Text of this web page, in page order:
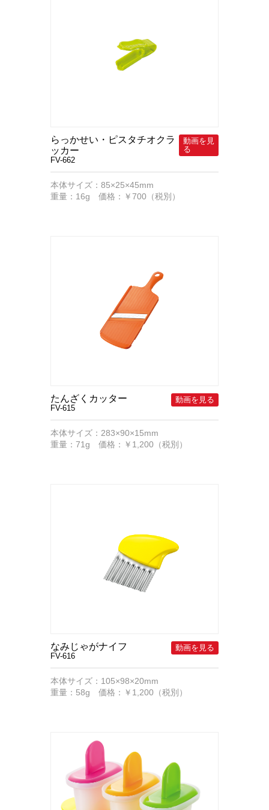
らっかせい・ピスタチオクラ
ッカー
FV-662
本体サイズ：85×25×45mm
重量：16g 価格：￥700（税別）
たんざくカッター
FV-615
本体サイズ：283×90×15mm
重量：71g 価格：￥1,200（税別）
なみじゃがナイフ
FV-616
本体サイズ：105×98×20mm
重量：58g 価格：￥1,200（税別）